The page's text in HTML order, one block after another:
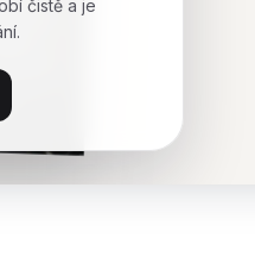
čistě a je